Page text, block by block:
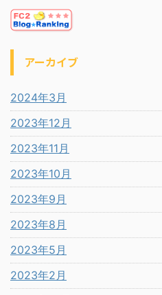
アーカイブ
2024年3月
2023年12月
2023年11月
2023年10月
2023年9月
2023年8月
2023年5月
2023年2月